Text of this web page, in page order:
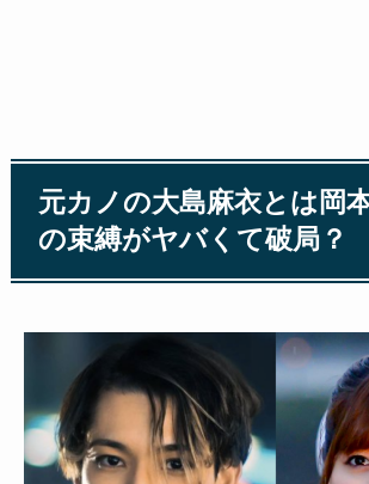
元カノの大島麻衣とは岡
の束縛がヤバくて破局？